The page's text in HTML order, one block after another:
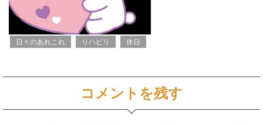
日々のあれこれ リハビリ 休日
コメントを残す